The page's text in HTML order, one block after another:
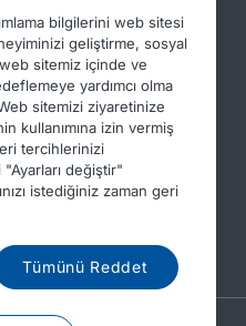
Gizlilik beyanı
kodu
bilgilerini web sitesi
geliştirme, sosyal
sitemiz içinde ve
yardımcı olma
sitemizi ziyaretinize
kullanımına izin vermiş
tercihlerinizi
değiştir"
istediğiniz zaman geri
Tümünü Reddet